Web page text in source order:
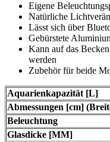
Eigene
Natürliche
Lässt sich über
Gebürstete
Kann auf das
werden
Zubehör für beide
Aquarienkapazität [L]
Abmessungen [cm]
Beleuchtung
Glasdicke [MM]